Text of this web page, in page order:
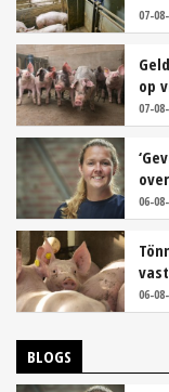
07-
op
07-
06-
06-
BLOGS